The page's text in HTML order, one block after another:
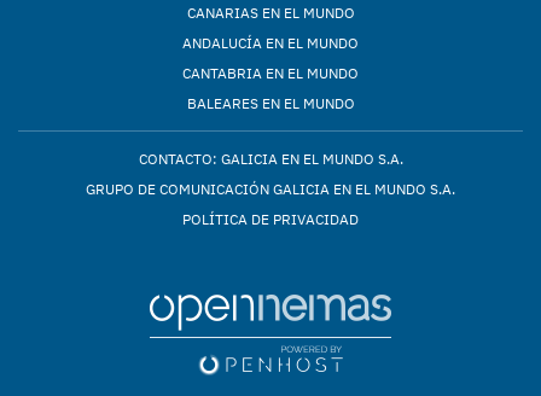
CANARIAS EN EL MUNDO
ANDALUCÍA EN EL MUNDO
CANTABRIA EN EL MUNDO
BALEARES EN EL MUNDO
CONTACTO: GALICIA EN EL MUNDO S.A.
GRUPO DE COMUNICACIÓN GALICIA EN EL MUNDO S.A.
POLÍTICA DE PRIVACIDAD